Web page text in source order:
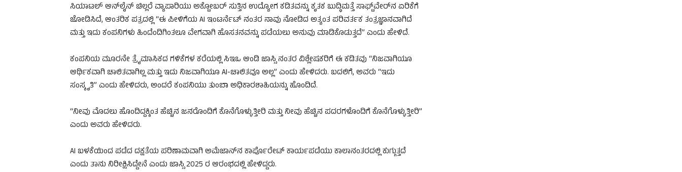
ಸಿಯಾಟಲ್ ಆನ್‌ಲೈನ್ ಚಿಲ್ಲರೆ ವ್ಯಾಪಾರಿಯು ಅಕ್ಟೋಬರ್ ಸುತ್ತಿನ ಉದ್ಯೋಗ ಕಡಿತವನ್ನು ಕೃತಕ ಬುದ್ಧಿಮತ್ತೆ ಸಾಫ್ಟ್‌ವೇರ್‌ನ ಏರಿಕೆಗೆ
ಜೋಡಿಸಿದೆ, ಆಂತರಿಕ ಪತ್ರದಲ್ಲಿ “ಈ ಪೀಳಿಗೆಯ AI ಇಂಟರ್ನೆಟ್ ನಂತರ ನಾವು ನೋಡಿದ ಅತ್ಯಂತ ಪರಿವರ್ತಕ ತಂತ್ರಜ್ಞಾನವಾಗಿದೆ
ಮತ್ತು ಇದು ಕಂಪನಿಗಳು ಹಿಂದೆಂದಿಗಿಂತಲೂ ವೇಗವಾಗಿ ಹೊಸತನವನ್ನು ಪಡೆಯಲು ಅನುವು ಮಾಡಿಕೊಡುತ್ತದೆ” ಎಂದು ಹೇಳಿದೆ.
ಕಂಪನಿಯ ಮೂರನೇ ತ್ರೈಮಾಸಿಕದ ಗಳಿಕೆಗಳ ಕರೆಯಲ್ಲಿ ಸಿಇಒ ಆಂಡಿ ಜಾಸ್ಸಿ ನಂತರ ವಿಶ್ಲೇಷಕರಿಗೆ ಈ ಕಡಿತವು “ನಿಜವಾಗಿಯೂ
ಆರ್ಥಿಕವಾಗಿ ಚಾಲಿತವಾಗಿಲ್ಲ ಮತ್ತು ಇದು ನಿಜವಾಗಿಯೂ AI-ಚಾಲಿತವೂ ಅಲ್ಲ” ಎಂದು ಹೇಳಿದರು. ಬದಲಿಗೆ, ಅವರು “ಇದು
ಸಂಸ್ಕೃತಿ” ಎಂದು ಹೇಳಿದರು, ಅಂದರೆ ಕಂಪನಿಯು ತುಂಬಾ ಅಧಿಕಾರಶಾಹಿಯನ್ನು ಹೊಂದಿದೆ.
“ನೀವು ಮೊದಲು ಹೊಂದಿದ್ದಕ್ಕಿಂತ ಹೆಚ್ಚಿನ ಜನರೊಂದಿಗೆ ಕೊನೆಗೊಳ್ಳುತ್ತೀರಿ ಮತ್ತು ನೀವು ಹೆಚ್ಚಿನ ಪದರಗಳೊಂದಿಗೆ ಕೊನೆಗೊಳ್ಳುತ್ತೀರಿ”
ಎಂದು ಅವರು ಹೇಳಿದರು.
AI ಬಳಕೆಯಿಂದ ಪಡೆದ ದಕ್ಷತೆಯ ಪರಿಣಾಮವಾಗಿ ಅಮೆಜಾನ್‌ನ ಕಾರ್ಪೊರೇಟ್ ಕಾರ್ಯಪಡೆಯು ಕಾಲಾನಂತರದಲ್ಲಿ ಕುಗ್ಗುತ್ತದೆ
ಎಂದು ತಾನು ನಿರೀಕ್ಷಿಸಿದ್ದೇನೆ ಎಂದು ಜಾಸ್ಸಿ 2025 ರ ಆರಂಭದಲ್ಲಿ ಹೇಳಿದ್ದರು.